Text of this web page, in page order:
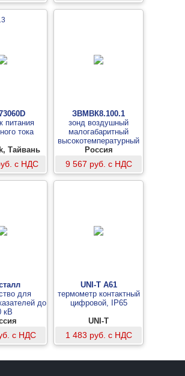
питания
тока
Тайвань
с НДС
ЗВМВК8.100.1
зонд воздушный
малогабаритный
высокотемпературный
(с длиной кабеля 1
метр)
Россия
9 567 руб. с НДС
для
до
кВ
с НДС
UNI-T A61
термометр контактный
цифровой, IP65
UNI-T
1 483 руб. с НДС